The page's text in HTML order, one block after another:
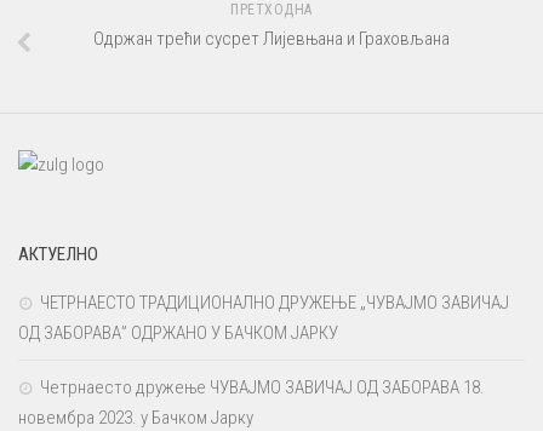
ПРЕТХОДНА
Одржан трећи сусрет Лијевњана и Граховљана
АКТУЕЛНО
ЧЕТРНАЕСТО ТРАДИЦИОНАЛНО ДРУЖЕЊЕ „ЧУВАЈМО ЗАВИЧАЈ
ОД ЗАБОРАВА” ОДРЖАНО У БАЧКОМ ЈАРКУ
Четрнаесто дружење ЧУВАЈМО ЗАВИЧАЈ ОД ЗАБОРАВА 18.
новембра 2023. у Бачком Јарку